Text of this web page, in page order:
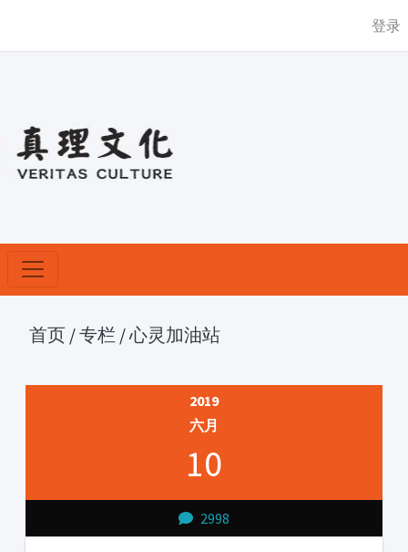
登录
首页 /专栏 /心灵加油站
2019
六月
10
2998